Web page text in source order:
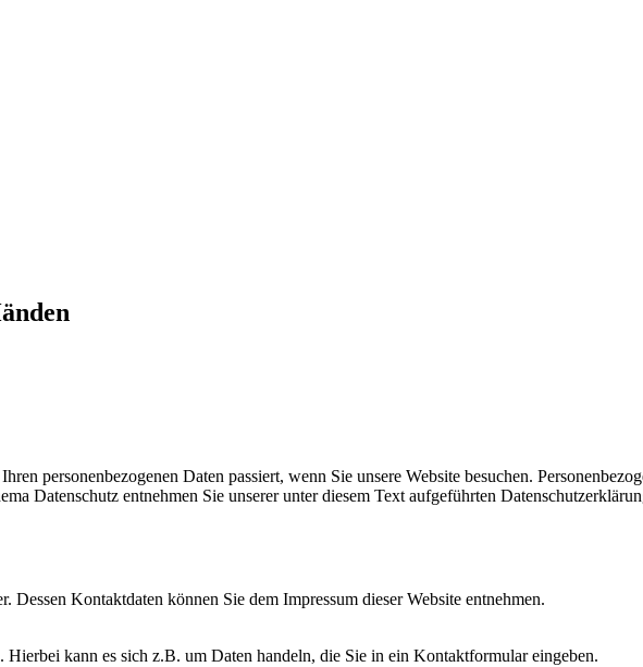
personenbezogenen Daten passiert, wenn Sie unsere Website besuchen.
Datenschutz entnehmen Sie unserer unter diesem Text aufgeführten
Kontaktdaten können Sie dem Impressum dieser Website entnehmen.
kann es sich z.B. um Daten handeln, die Sie in ein Kontaktformular eingeben.